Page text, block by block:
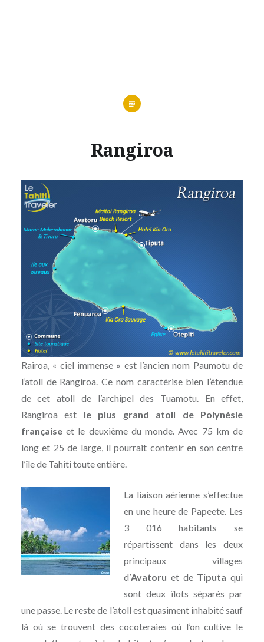
Rangiroa
Rairoa, « ciel immense » est l’ancien nom Paumotu de
l’atoll de Rangiroa. Ce nom caractérise bien l’étendue
de cet atoll de l’archipel des Tuamotu. En effet,
Rangiroa est le plus grand atoll de Polynésie
françaiseet le deuxième du monde. Avec 75 km de
long et 25 de large, il pourrait contenir en son centre
l’île de Tahiti toute entière.
La liaison aérienne s’effectue
en une heure de Papeete. Les
3 016 habitants se
répartissent dans les deux
principaux villages
d’Avatoru et de Tiputa qui
sont deux îlots séparés par
une passe. Le reste de l’atoll est quasiment inhabité sauf
là où se trouvent des cocoteraies où l’on cultive le